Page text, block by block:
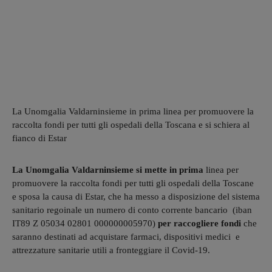
La Unomgalia Valdarninsieme in prima linea per promuovere la
raccolta fondi per tutti gli ospedali della Toscana e si schiera al
fianco di Estar
La Unomgalia Valdarninsieme si mette in prima linea per
promuovere la raccolta fondi per tutti gli ospedali della Toscane
e sposa la causa di Estar, che ha messo a disposizione del sistema
sanitario regoinale un numero di conto corrente bancario (iban
IT89 Z 05034 02801 000000005970) per raccogliere fondi che
saranno destinati ad acquistare farmaci, dispositivi medici e
attrezzature sanitarie utili a fronteggiare il Covid-19.